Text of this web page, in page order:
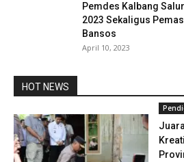
Pemdes Kalbang
2023 Sekaligus
Bansos
April 10, 2023
HOT NEWS